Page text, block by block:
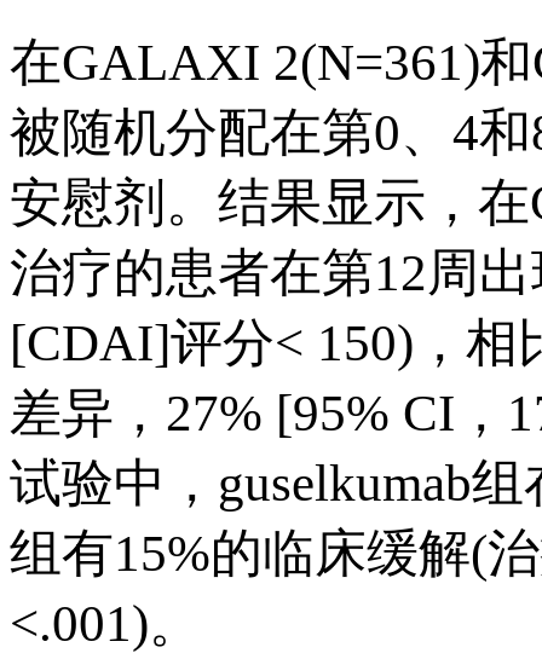
在GALAXI 2(N=361)
被随机分配在第0、4
安慰剂。结果显示，
治疗的患者在第12周
[CDAI]评分< 150)，相
差异，27% [95% CI，
试验中，guselkumab
组有15%的临床缓解(
<.001)。